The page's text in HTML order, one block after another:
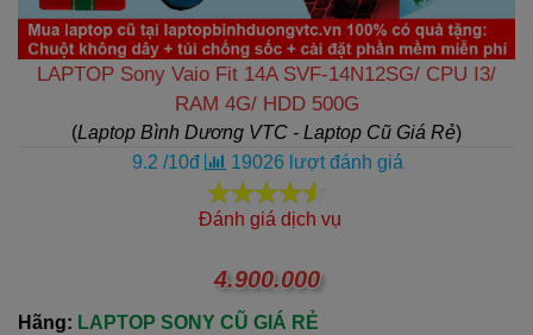
LAPTOP Sony Vaio Fit 14A SVF-14N12SG/ CPU I3/
RAM 4G/ HDD 500G
(Laptop Bình Dương VTC - Laptop Cũ Giá Rẻ)
9.2 /10đ 19026 lượt đánh giá
Đánh giá dịch vụ
4.900.000
Hãng: LAPTOP SONY CŨ GIÁ RẺ